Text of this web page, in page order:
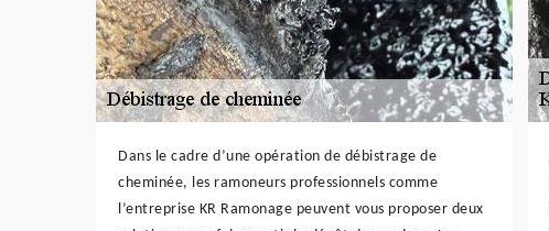
Dans le cadre d’une opération de débistrage de
cheminée, les ramoneurs professionnels comme
l’entreprise KR Ramonage peuvent vous proposer deux